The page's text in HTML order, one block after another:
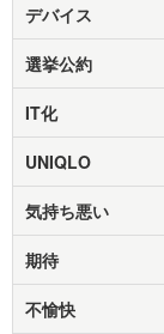
デバイス
選挙公約
IT化
UNIQLO
気持ち悪い
期待
不愉快